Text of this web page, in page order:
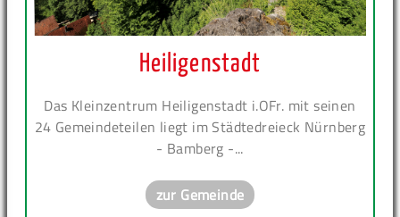
Heiligenstadt
Das Kleinzentrum Heiligenstadt i.OFr. mit seinen
24 Gemeindeteilen liegt im Städtedreieck Nürnberg
- Bamberg -...
zur Gemeinde